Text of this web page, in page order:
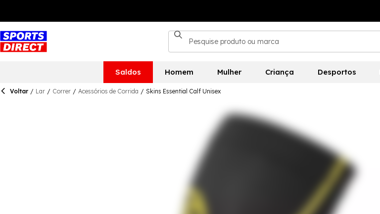
Saldos Homem Mulher Criança Desportos
Voltar / Lar / Correr / Acessórios de Corrida / Skins Essential Calf Unisex